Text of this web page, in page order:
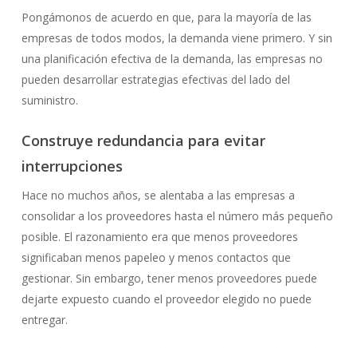
Pongámonos de acuerdo en que, para la mayoría de las
empresas de todos modos, la demanda viene primero. Y sin
una planificación efectiva de la demanda, las empresas no
pueden desarrollar estrategias efectivas del lado del
suministro.
Construye redundancia para evitar
interrupciones
Hace no muchos años, se alentaba a las empresas a
consolidar a los proveedores hasta el número más pequeño
posible. El razonamiento era que menos proveedores
significaban menos papeleo y menos contactos que
gestionar. Sin embargo, tener menos proveedores puede
dejarte expuesto cuando el proveedor elegido no puede
entregar.